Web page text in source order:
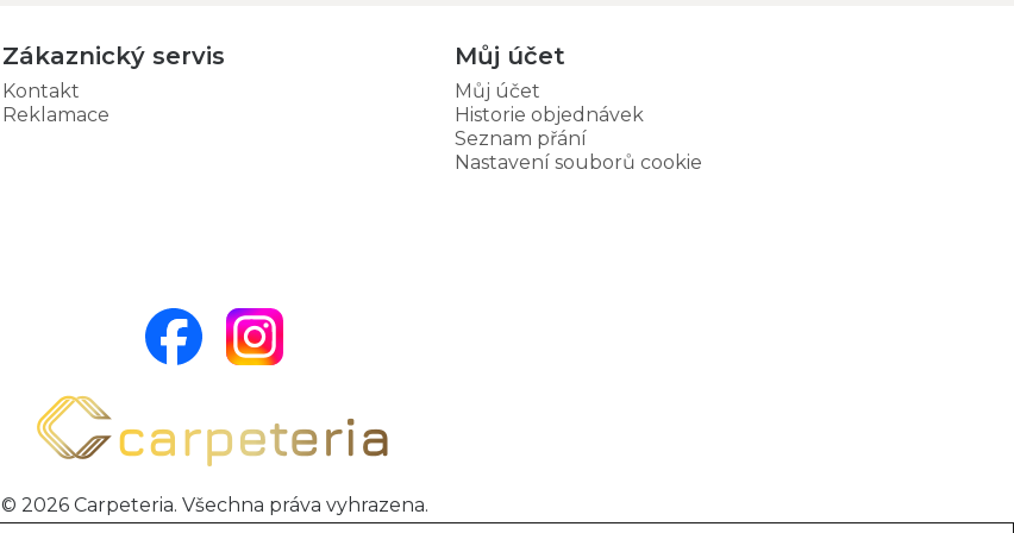
Zákaznický servis
Kontakt
Reklamace
Můj účet
Můj účet
Historie objednávek
Seznam přání
Nastavení souborů cookie
© 2026 Carpeteria. Všechna práva vyhrazena.